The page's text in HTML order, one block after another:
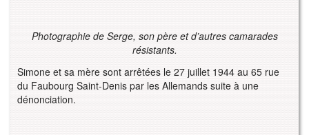
Photographie de Serge, son père et d’autres camarades
résistants.
Simone et sa mère sont arrêtées le 27 juillet 1944 au 65 rue
du Faubourg Saint-Denis par les Allemands suite à une
dénonciation.